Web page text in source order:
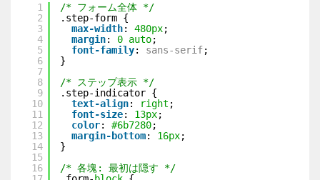
1
2
3
4
5
6
7
8
9
10
11
12
13
14
15
16
/* フォーム全体 */
.step-form {
max-width: 480px;
margin: 0 auto;
font-family: sans-serif;
}
/* ステップ表示 */
.step-indicator {
text-align: right ;
font-size: 13px;
color: #6b7280;
margin-bottom: 16px;
}
/* 各塊: 最初は隠す */